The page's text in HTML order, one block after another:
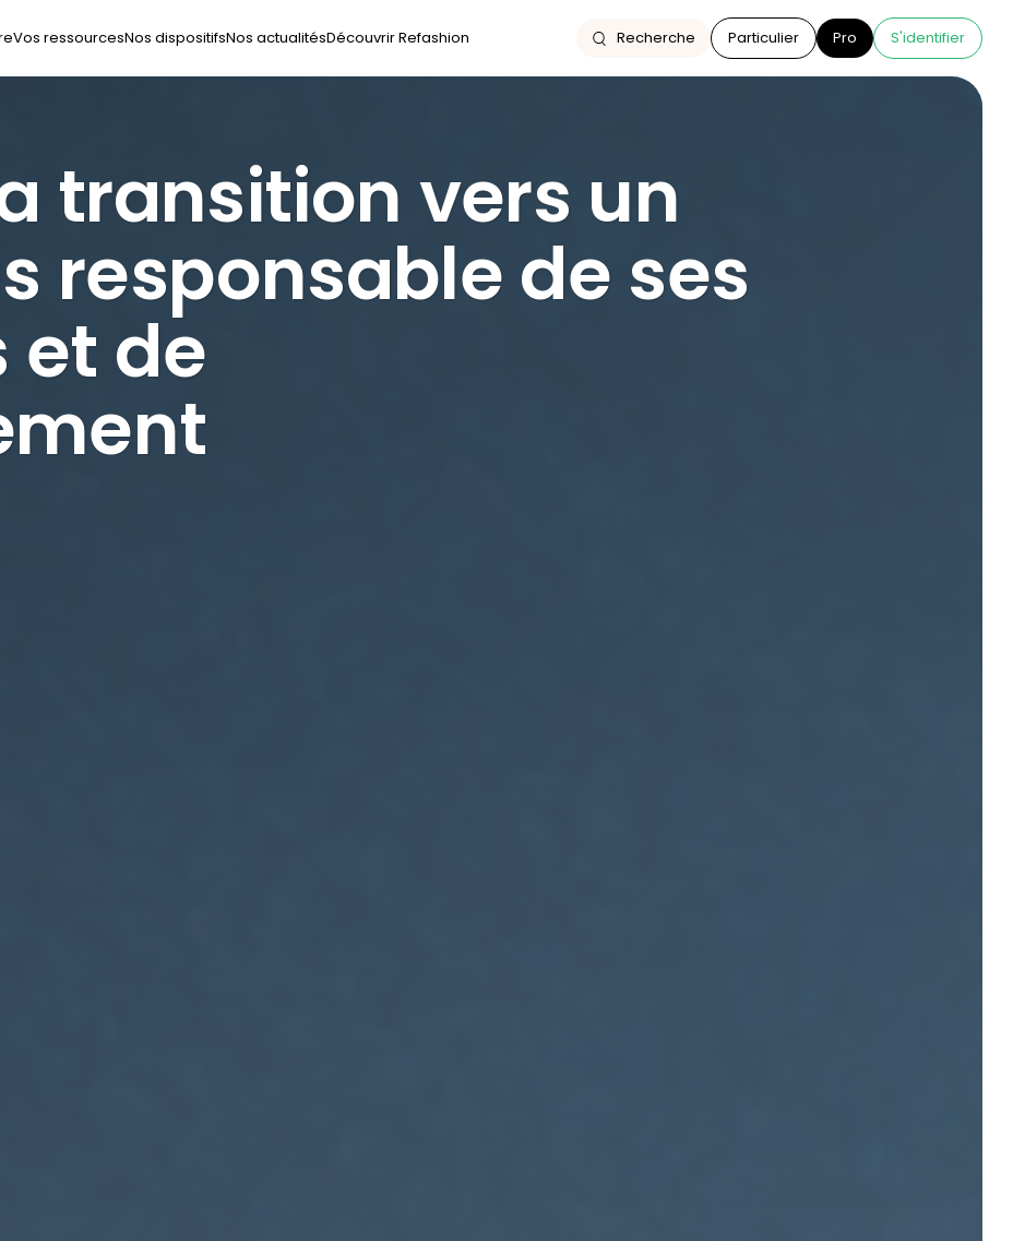
Vos ressourcesNos dispositifsNos actualitésDécouvrir Refashion Recherche Particulier Pro S'identifier
transition vers un
responsable de ses
et de